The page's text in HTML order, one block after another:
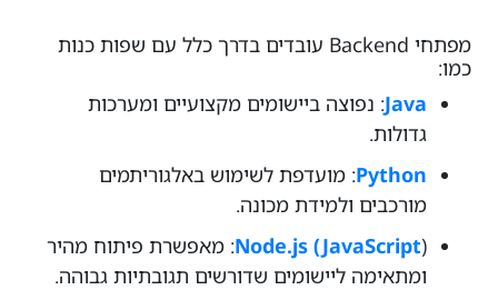
מפתחי Backend עובדים בדרך כלל עם שפות כנות
כמו:
Java: נפוצה ביישומים מקצועיים ומערכות
גדולות.
Python: מועדפת לשימוש באלגוריתמים
מורכבים ולמידת מכונה.
Node.js (JavaScript): מאפשרת פיתוח מהיר
ומתאימה ליישומים שדורשים תגובתיות גבוהה.